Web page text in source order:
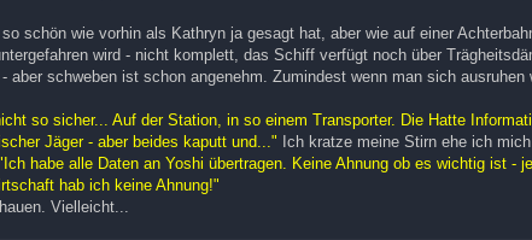
schön wie vorhin als Kathryn ja gesagt hat, aber wie auf einer
wird - nicht komplett, das Schiff verfügt noch über
aber schweben ist schon angenehm. Zumindest wenn man sich
so sicher... Auf der Station, in so einem Transporter. Die Hatte
Jäger - aber beides kaputt und..." Ich kratze meine Stirn ehe ich
habe alle Daten an Yoshi übertragen. Keine Ahnung ob es wichtig ist -
hab ich keine Ahnung!"
Vielleicht...